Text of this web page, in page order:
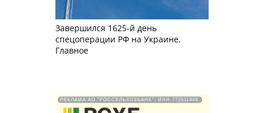
Завершился 1625-й день
спецоперации РФ на Украине.
Главное
РЕКЛАМА АО "РОССЕЛЬХОЗБАНК". ИНН 772511448.